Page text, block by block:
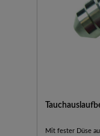
Mit fester Düse